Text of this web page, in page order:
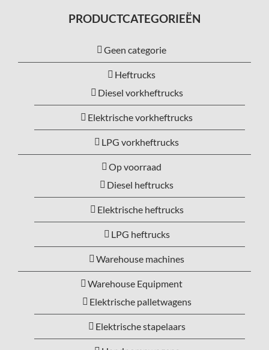
PRODUCTCATEGORIEËN
Geen categorie
Heftrucks
Diesel vorkheftrucks
Elektrische vorkheftrucks
LPG vorkheftrucks
Op voorraad
Diesel heftrucks
Elektrische heftrucks
LPG heftrucks
Warehouse machines
Warehouse Equipment
Elektrische palletwagens
Elektrische stapelaars